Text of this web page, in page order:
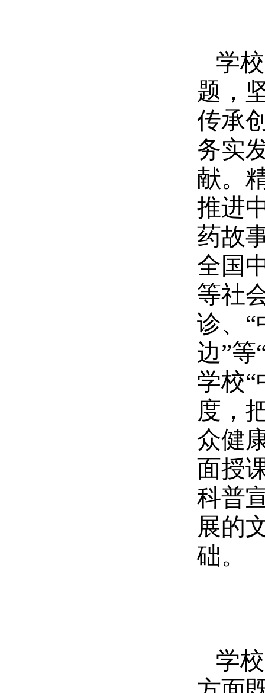
学
题，
传承
务实
献。
推进
药故
全国
等社
诊、“
边”
学校“
度，
众健
面授
科普
展的
础。
学